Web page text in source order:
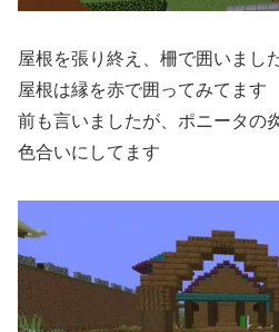
屋根を張り終え、柵で囲いまし
屋根は縁を赤で囲ってみてます
前も言いましたが、ポニータの
色合いにしてます